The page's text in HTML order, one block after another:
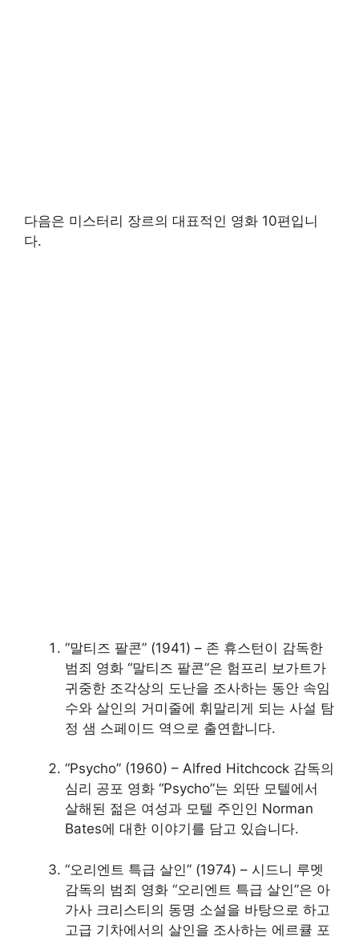
다음은 미스터리 장르의 대표적인 영화 10편입니
다.
“말티즈 팔콘” (1941) – 존 휴스턴이 감독한
범죄 영화 “말티즈 팔콘”은 험프리 보가트가
귀중한 조각상의 도난을 조사하는 동안 속임
수와 살인의 거미줄에 휘말리게 되는 사설 탐
정 샘 스페이드 역으로 출연합니다.
“Psycho” (1960) – Alfred Hitchcock 감독의
심리 공포 영화 “Psycho”는 외딴 모텔에서
살해된 젊은 여성과 모텔 주인인 Norman
Bates에 대한 이야기를 담고 있습니다.
“오리엔트 특급 살인” (1974) – 시드니 루멧
감독의 범죄 영화 “오리엔트 특급 살인”은 아
가사 크리스티의 동명 소설을 바탕으로 하고
고급 기차에서의 살인을 조사하는 에르큘 포